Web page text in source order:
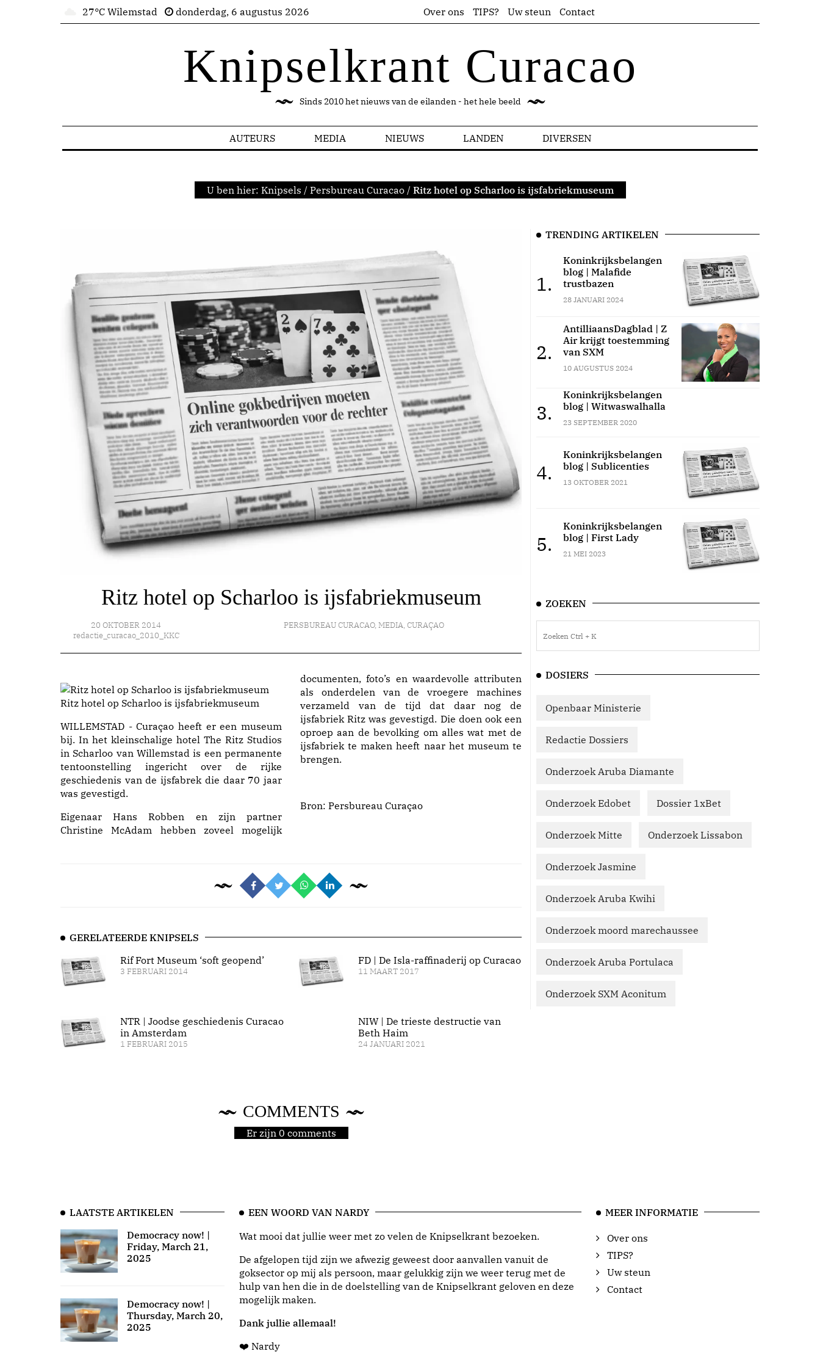
27°C Wilemstad donderdag, 6 augustus 2026 Over ons TIPS? Uw steun Contact
Knipselkrant Curacao
Sinds 2010 het nieuws van de eilanden - het hele beeld
AUTEURS MEDIA NIEUWS LANDEN DIVERSEN
U ben hier: Knipsels / Persbureau Curacao / Ritz hotel op Scharloo is ijsfabriekmuseum
Ritz hotel op Scharloo is ijsfabriekmuseum
20 OKTOBER 2014
redactie_curacao_2010_KKC
PERSBUREAU CURACAO,MEDIA,CURAÇAO
Ritz hotel op Scharloo is ijsfabriekmuseum
WILLEMSTAD - Curaçao heeft er een museum
bij. In het kleinschalige hotel The Ritz Studios
in Scharloo van Willemstad is een permanente
tentoonstelling ingericht over de rijke
geschiedenis van de ijsfabrek die daar 70 jaar
was gevestigd.
Eigenaar Hans Robben en zijn partner
Christine McAdam hebben zoveel mogelijk
documenten, foto’s en waardevolle attributen
als onderdelen van de vroegere machines
verzameld van de tijd dat daar nog de
ijsfabriek Ritz was gevestigd. Die doen ook een
oproep aan de bevolking om alles wat met de
ijsfabriek te maken heeft naar het museum te
brengen.
Bron: Persbureau Curaçao
GERELATEERDE KNIPSELS
Rif Fort Museum ‘soft geopend’
3 FEBRUARI 2014
NTR | Joodse geschiedenis Curacao
in Amsterdam
1 FEBRUARI 2015
FD | De Isla-raffinaderij op Curacao
11 MAART 2017
NIW | De trieste destructie van
Beth Haim
24 JANUARI 2021
COMMENTS
Er zijn 0 comments
TRENDING ARTIKELEN
1.
Koninkrijksbelangen
blog | Malafide
trustbazen
28 JANUARI 2024
2.
AntilliaansDagblad | Z
Air krijgt toestemming
van SXM
10 AUGUSTUS 2024
3.
Koninkrijksbelangen
blog | Witwaswalhalla
23 SEPTEMBER 2020
4.
Koninkrijksbelangen
blog | Sublicenties
13 OKTOBER 2021
5.
Koninkrijksbelangen
blog | First Lady
21 MEI 2023
ZOEKEN
DOSIERS
Openbaar Ministerie
Redactie Dossiers
Onderzoek Aruba Diamante
Onderzoek Edobet Dossier 1xBet
Onderzoek Mitte Onderzoek Lissabon
Onderzoek Jasmine
Onderzoek Aruba Kwihi
Onderzoek moord marechaussee
Onderzoek Aruba Portulaca
Onderzoek SXM Aconitum
LAATSTE ARTIKELEN
Democracy now! |
Friday, March 21,
2025
Democracy now! |
Thursday, March 20,
2025
EEN WOORD VAN NARDY
Wat mooi dat jullie weer met zo velen de Knipselkrant bezoeken.
De afgelopen tijd zijn we afwezig geweest door aanvallen vanuit de
goksector op mij als persoon, maar gelukkig zijn we weer terug met de
hulp van hen die in de doelstelling van de Knipselkrant geloven en deze
mogelijk maken.
Dank jullie allemaal!
❤️ Nardy
MEER INFORMATIE
Over ons
TIPS?
Uw steun
Contact